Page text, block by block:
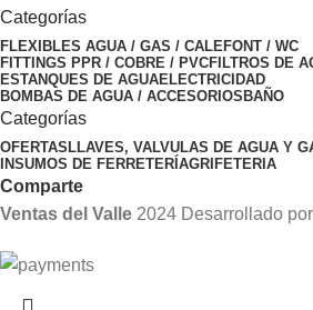
Categorías
FLEXIBLES AGUA / GAS / CALEFONT / WC
FITTINGS PPR / COBRE / PVCFILTROS DE
ESTANQUES DE AGUAELECTRICIDAD
BOMBAS DE AGUA / ACCESORIOS BAÑO
Categorías
OFERTAS LLAVES, VALVULAS DE AGUA Y
INSUMOS DE FERRETERÍAGRIFETERIA
Comparte
Ventas del Valle 2024 Desarrollado por